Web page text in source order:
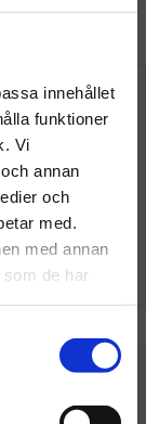
innehållet
funktioner
Vi
annan
och
med.
med annan
de har